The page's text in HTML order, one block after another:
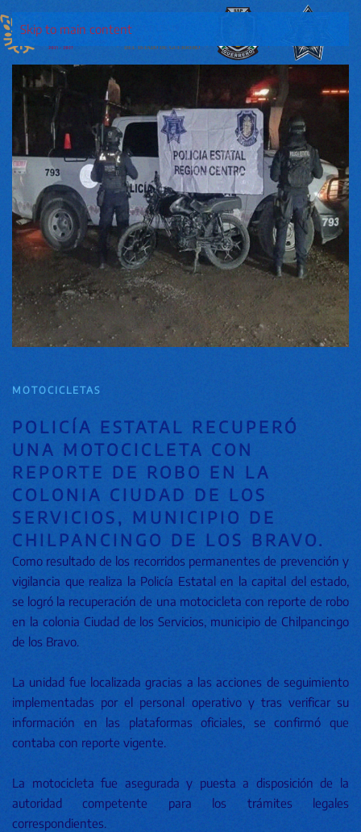
Skip to main content
MOTOCICLETAS
POLICÍA ESTATAL RECUPERÓ
UNA MOTOCICLETA CON
REPORTE DE ROBO EN LA
COLONIA CIUDAD DE LOS
SERVICIOS, MUNICIPIO DE
CHILPANCINGO DE LOS BRAVO.
Como resultado de los recorridos permanentes de prevención y
vigilancia que realiza la Policía Estatal en la capital del estado,
se logró la recuperación de una motocicleta con reporte de robo
en la colonia Ciudad de los Servicios, municipio de Chilpancingo
de los Bravo.
La unidad fue localizada gracias a las acciones de seguimiento
implementadas por el personal operativo y tras verificar su
información en las plataformas oficiales, se confirmó que
contaba con reporte vigente.
La motocicleta fue asegurada y puesta a disposición de la
autoridad competente para los trámites legales
correspondientes.